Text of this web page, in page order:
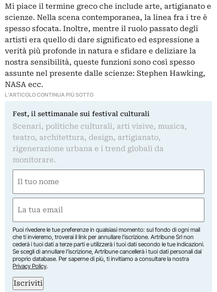
Mi piace il termine greco che include arte, artigianato e
scienze. Nella scena contemporanea, la linea fra i tre è
spesso sfocata. Inoltre, mentre il ruolo passato degli
artisti era quello di dare significato ed espressione a
verità più profonde in natura e sfidare e deliziare la
nostra sensibilità, queste funzioni sono così spesso
assunte nel presente dalle scienze: Stephen Hawking,
NASA ecc.
L'ARTICOLO CONTINUA PIÙ SOTTO
Fest, il settimanale sui festival culturali
Scenari, politiche culturali, arti visive, musica,
teatro, architettura, design, artigianato,
rigenerazione urbana e i trend globali da
monitorare.
(Required)
First
(Required)
Puoi rivedere le tue preferenze in qualsiasi momento: sul fondo di ogni mail
che ti invieremo, troverai il link per annullare l’iscrizione. Artribune Srl non
cederà i tuoi dati a terze parti e utilizzerà i tuoi dati secondo le tue indicazioni.
Se scegli di annullare l’iscrizione, Artribune cancellerà i tuoi dati personali dal
proprio database. Per saperne di più, ti invitiamo a consultare la nostra
Privacy Policy.
Iscriviti